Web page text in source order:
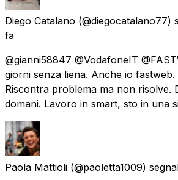
Diego Catalano (@diegocatalano77)
fa
@gianni58847 @VodafoneIT
giorni senza liena. Anche io
Riscontra problema ma non risolve.
domani. Lavoro in smart, sto in una
Paola Mattioli (@paoletta1009)